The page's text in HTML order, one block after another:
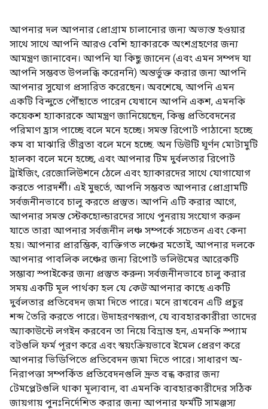
আপনার দল আপনার প্রোগ্রাম চালানোর জন্য অভ্যস্ত হওয়ার
সাথে সাথে আপনি আরও বেশি হ্যাকারকে অংশগ্রহণের জন্য
আমন্ত্রণ জানাবেন। আপনি যা কিছু জানেন (এবং এমন সম্পদ যা
আপনি সম্ভবত উপলব্ধি করেননি) অন্তর্ভুক্ত করার জন্য আপনি
আপনার সুযোগ প্রসারিত করেছেন। অবশেষে, আপনি এমন
একটি বিন্দুতে পৌঁছাতে পারেন যেখানে আপনি একশ, এমনকি
কয়েকশ হ্যাকারকে আমন্ত্রণ জানিয়েছেন, কিন্তু প্রতিবেদনের
পরিমাণ হ্রাস পাচ্ছে বলে মনে হচ্ছে। সমস্ত রিপোর্ট পাঠানো হচ্ছে
কম বা মাঝারি তীব্রতা বলে মনে হচ্ছে. অন ​​ডিউটি ​​ঘূর্ণন মোটামুটি
হালকা বলে মনে হচ্ছে, এবং আপনার টিম দুর্বলতার রিপোর্ট
ট্রাইজিং, রেজোলিউশনে ঠেলে এবং হ্যাকারদের সাথে যোগাযোগ
করতে পারদর্শী। এই মুহুর্তে, আপনি সম্ভবত আপনার প্রোগ্রামটি
সর্বজনীনভাবে চালু করতে প্রস্তুত। আপনি এটি করার আগে,
আপনার সমস্ত স্টেকহোল্ডারদের সাথে পুনরায় সংযোগ করুন
যাতে তারা আপনার সর্বজনীন লঞ্চ সম্পর্কে সচেতন এবং কেনা
হয়। আপনার প্রারম্ভিক, ব্যক্তিগত লঞ্চের মতোই, আপনার দলকে
আপনার পাবলিক লঞ্চের জন্য রিপোর্ট ভলিউমের আরেকটি
সম্ভাব্য স্পাইকের জন্য প্রস্তুত করুন৷ সর্বজনীনভাবে চালু করার
সময় একটি মূল পার্থক্য হল যে কেউআপনার কাছে একটি
দুর্বলতার প্রতিবেদন জমা দিতে পারে। মনে রাখবেন এটি প্রচুর
শব্দ তৈরি করতে পারে। উদাহরণস্বরূপ, যে ব্যবহারকারীরা তাদের
অ্যাকাউন্টে লগইন করবেন তা নিয়ে বিভ্রান্ত হন, এমনকি স্প্যাম
বটগুলি ফর্ম পূরণ করে এবং স্বয়ংক্রিয়ভাবে ইমেল প্রেরণ করে
আপনার ভিডিপিতে প্রতিবেদন জমা দিতে পারে। সাধারণ অ-
নিরাপত্তা সম্পর্কিত প্রতিবেদনগুলি দ্রুত বন্ধ করার জন্য
টেমপ্লেটগুলি থাকা মূল্যবান, বা এমনকি ব্যবহারকারীদের সঠিক
জায়গায় পুনঃনির্দেশিত করার জন্য আপনার ফর্মটি সামঞ্জস্য